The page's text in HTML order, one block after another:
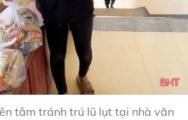
tâm tránh trú lũ lụt tại nhà văn